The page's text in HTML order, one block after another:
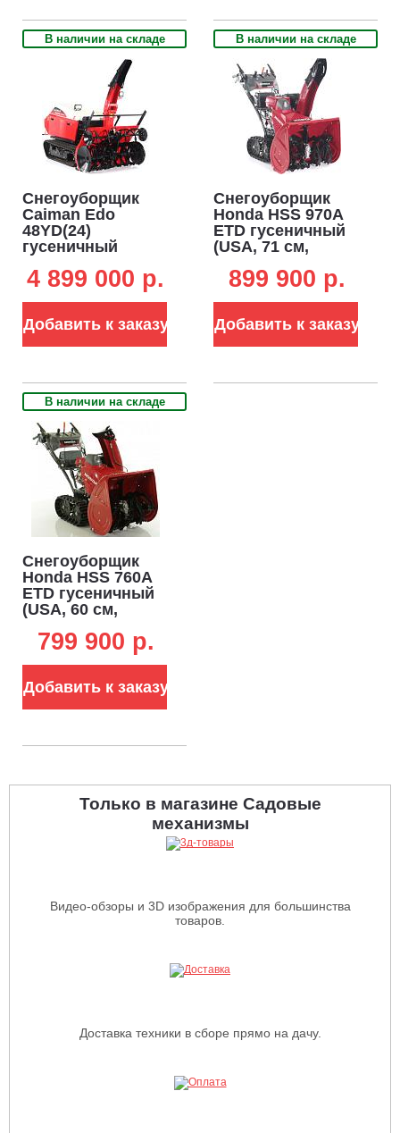
Snow Light автомобильного типа, установленные на
снегоуборщиках CAIMAN, обеспечивают стабильную
плотную световую заливку в темное время суток, что
значительно увеличивает временной диапазон
использования машины.
В наличии на складе
Снегоуборщик
Caiman Edo
48YD(24)
гусеничный
122 см, Yanmar,
гидростатическая
трансмиссия,
4 899 000 p.
Добавить к заказу
В наличии на складе
Снегоуборщик
Honda HSS 970A
ETD гусеничный
(USA, 71 см,
аккумулятор 12В,
гидростатическая
фара, 125 кг)
899 900 p.
Добавить к заказу
В наличии на складе
Снегоуборщик
Honda HSS 760A
ETD гусеничный
(USA, 60 см,
аккумулятор 12В,
гидростатическая
фара, 115 кг)
799 900 p.
Добавить к заказу
Только в магазине Садовые
механизмы
Видео-обзоры и 3D изображения для большинства
товаров.
Доставка техники в сборе прямо на дачу.